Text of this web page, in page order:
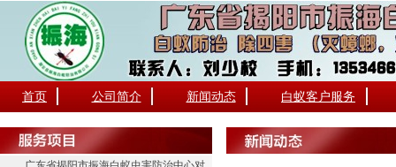
首页 公司简介 新闻动态 白蚁客户服务